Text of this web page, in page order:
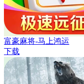
富豪麻将-马上鸿运
下载